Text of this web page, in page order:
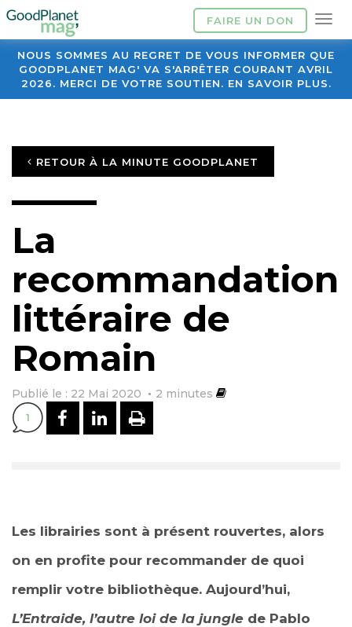
FAIRE UN DON
NOUS SOMMES AU REGRET DE VOUS INFORMER QUE
GOODPLANET MAG' VA S'ARRÊTER COURANT AVRIL
2026. MERCI DE VOTRE SOUTIEN. EN SAVOIR PLUS.
RETOUR À LA MINUTE GOODPLANET
La
recommandation
littéraire de
Romain
Publié le : 22 Mai 2020 2 minutes
1 PARTAGER SUR FACEBOOK
PARTAGER SUR
IMPRIMER
Les librairies sont à présent rouvertes, alors
on en profite pour recommander de quoi
remplir votre bibliothèque. Aujourd’hui,
L’Entraide, l’autre loi de la jungle de Pablo